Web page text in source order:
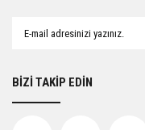
BİZİ TAKİP EDİN